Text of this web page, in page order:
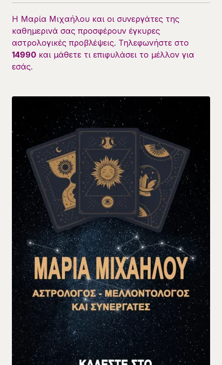
Η Μαρία Μιχαήλου και οι συνεργάτες της
καθημερινά σας προσφέρουν έγκυρες
αστρολογικές προβλέψεις. Τηλεφωνήστε στο
14990 και μάθετε τι επιφυλάσει το μέλλον για
εσάς.